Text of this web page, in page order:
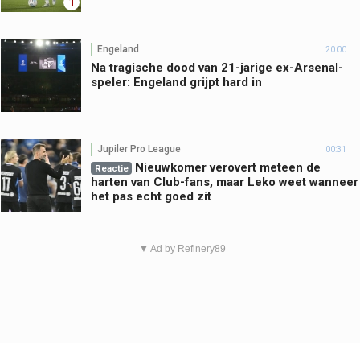
Engeland 20:00
Na tragische dood van 21-jarige ex-Arsenal-
speler: Engeland grijpt hard in
Jupiler Pro League 00:31
Reactie
Nieuwkomer verovert meteen de
harten van Club-fans, maar Leko weet wanneer
het pas echt goed zit
▼ Ad by Refinery89